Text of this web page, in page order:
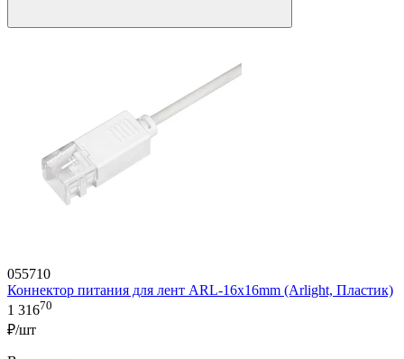
055710
Коннектор питания для лент ARL-16x16mm (Arlight, Пластик)
1 31670
₽/шт